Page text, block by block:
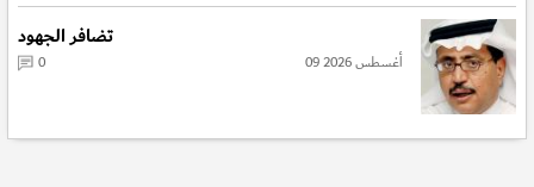
تضافر الجهود
09 أغسطس 2026 0